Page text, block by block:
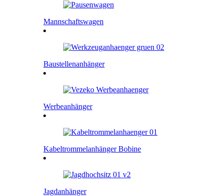
Mannschaftswagen
Baustellenanhänger
Werbeanhänger
Kabeltrommelanhänger Bobine
Jagdanhänger